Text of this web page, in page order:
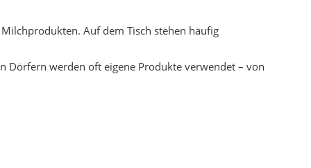
Tönen im Winter. Dazu kommen Feucht- und
Showbühnen, sondern eher Dorffeste, religiöse